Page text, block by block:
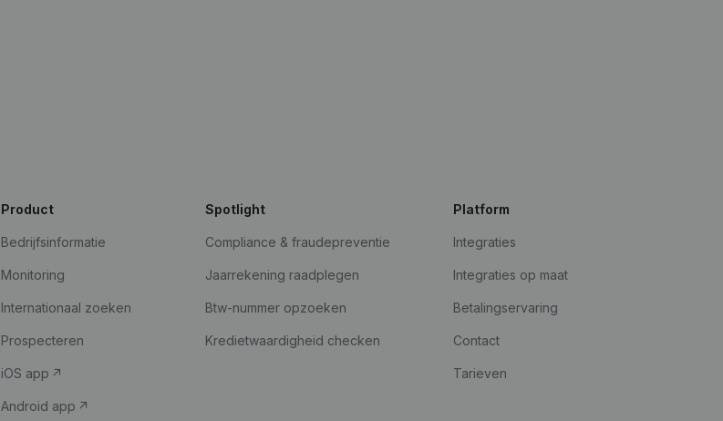
Product
Bedrijfsinformatie
Monitoring
Internationaal zoeken
Prospecteren
iOS app
Android app
Spotlight
Compliance & fraudepreventie
Jaarrekening raadplegen
Btw-nummer opzoeken
Kredietwaardigheid checken
Platform
Integraties
Integraties op maat
Betalingservaring
Contact
Tarieven